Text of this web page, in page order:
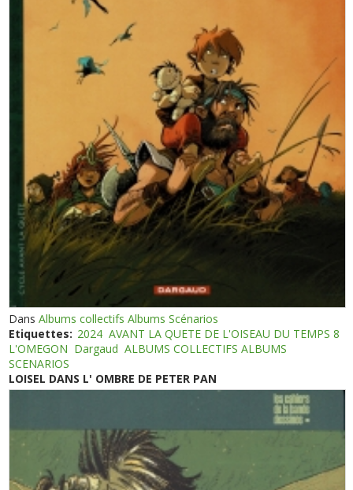
DansAlbums collectifs Albums Scénarios
Etiquettes: 2024 AVANT LA QUETE DE L'OISEAU DU TEMPS 8
L'OMEGON Dargaud ALBUMS COLLECTIFS ALBUMS
SCENARIOS
LOISEL DANS L' OMBRE DE PETER PAN